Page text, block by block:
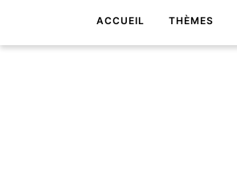
ACCUEIL THÈMES